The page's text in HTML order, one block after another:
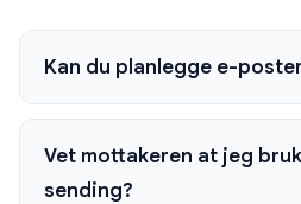
Kan du planlegge e-
Vet mottakeren at jeg
sending?